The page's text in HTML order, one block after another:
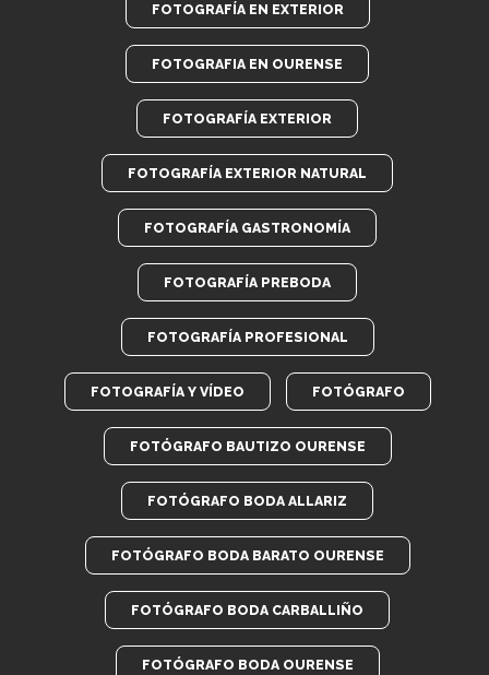
FOTOGRAFÍA EN EXTERIOR
FOTOGRAFIA EN OURENSE
FOTOGRAFÍA EXTERIOR
FOTOGRAFÍA EXTERIOR NATURAL
FOTOGRAFÍA GASTRONOMÍA
FOTOGRAFÍA PREBODA
FOTOGRAFÍA PROFESIONAL
FOTOGRAFÍA Y VÍDEO FOTÓGRAFO
FOTÓGRAFO BAUTIZO OURENSE
FOTÓGRAFO BODA ALLARIZ
FOTÓGRAFO BODA BARATO OURENSE
FOTÓGRAFO BODA CARBALLIÑO
FOTÓGRAFO BODA OURENSE